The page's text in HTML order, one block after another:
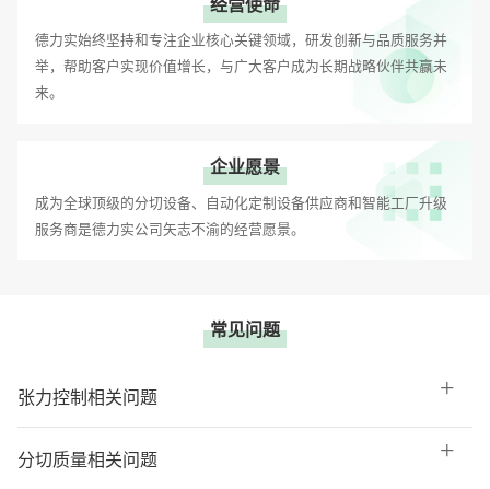
经营使命
德力实始终坚持和专注企业核心关键领域，研发创新与品质服务并
举，帮助客户实现价值增长，与广大客户成为长期战略伙伴共赢未
来。
企业愿景
成为全球顶级的分切设备、自动化定制设备供应商和智能工厂升级
服务商是德力实公司矢志不渝的经营愿景。
常见问题
张力控制相关问题
分切质量相关问题